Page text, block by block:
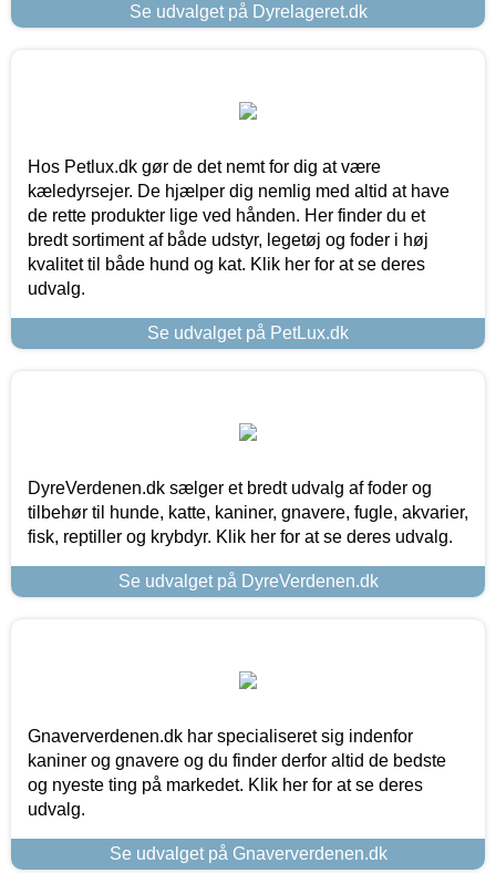
Se udvalget på Dyrelageret.dk
Hos Petlux.dk gør de det nemt for dig at være
kæledyrsejer. De hjælper dig nemlig med altid at have
de rette produkter lige ved hånden. Her finder du et
bredt sortiment af både udstyr, legetøj og foder i høj
kvalitet til både hund og kat. Klik her for at se deres
udvalg.
Se udvalget på PetLux.dk
DyreVerdenen.dk sælger et bredt udvalg af foder og
tilbehør til hunde, katte, kaniner, gnavere, fugle, akvarier,
fisk, reptiller og krybdyr. Klik her for at se deres udvalg.
Se udvalget på DyreVerdenen.dk
Gnaververdenen.dk har specialiseret sig indenfor
kaniner og gnavere og du finder derfor altid de bedste
og nyeste ting på markedet. Klik her for at se deres
udvalg.
Se udvalget på Gnaververdenen.dk